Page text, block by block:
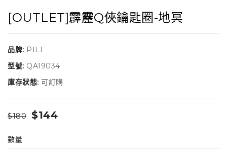
[OUTLET]霹靂Q俠鑰匙圈-地冥
品牌: PILI
型號: QA19034
庫存狀態: 可訂購
$180 $144
數量